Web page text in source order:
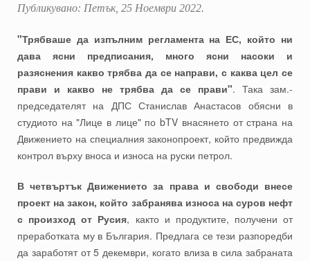
Публикувано: Петък, 25 Ноември 2022.
"Трябваше да изпълним регламента на ЕС, който ни
дава ясни предписания, много ясни насоки и
разяснения какво трябва да се направи, с каква цел се
прави и какво не трябва да се прави". Така зам.-
председателят на ДПС Станислав Анастасов обясни в
студиото на "Лице в лице" по bTV внасянето от страна на
Движението на специалния законопроект, който предвижда
контрол върху вноса и износа на руски петрол.
В четвъртък Движението за права и свободи внесе
проект на закон, който забранява износа на суров нефт
с произход от Русия, както и продуктите, получени от
преработката му в България. Предлага се тези разпоредби
да заработят от 5 декември, когато влиза в сила забраната